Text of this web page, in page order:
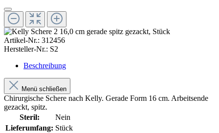
Artikel-Nr.: 312456
Hersteller-Nr.: S2
Beschreibung
Menü schließen
Chirurgische Schere nach Kelly. Gerade Form 16 cm. Arbeitsende
gezackt, spitz.
Steril:
Nein
Lieferumfang: Stück